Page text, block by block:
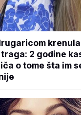
2 godine
o tome šta im